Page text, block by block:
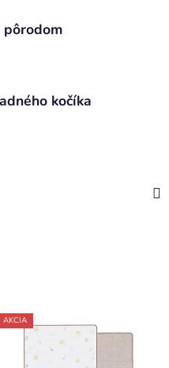
pôrodom
kočíka
AKCIA